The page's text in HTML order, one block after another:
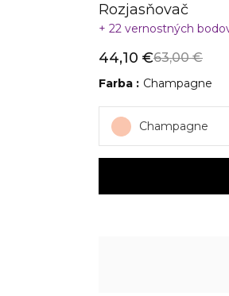
Rozjasňovač
22 vernostných
44,10 €63,00 €
Farba Champagne
Champagne